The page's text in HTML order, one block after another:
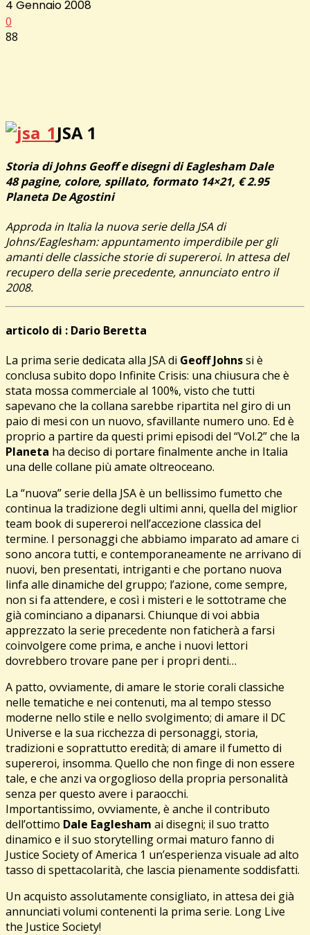
4 Gennaio 2008
0
88
JSA 1
Storia di Johns Geoff e disegni di Eaglesham Dale
48 pagine, colore, spillato, formato 14×21, € 2.95
Planeta De Agostini
Approda in Italia la nuova serie della JSA di
Johns/Eaglesham: appuntamento imperdibile per gli
amanti delle classiche storie di supereroi. In attesa del
recupero della serie precedente, annunciato entro il
2008.
articolo di : Dario Beretta
La prima serie dedicata alla JSA di Geoff Johnssi è
conclusa subito dopo Infinite Crisis: una chiusura che è
stata mossa commerciale al 100%, visto che tutti
sapevano che la collana sarebbe ripartita nel giro di un
paio di mesi con un nuovo, sfavillante numero uno. Ed è
proprio a partire da questi primi episodi del “Vol.2” che la
Planeta ha deciso di portare finalmente anche in Italia
una delle collane più amate oltreoceano.
La “nuova” serie della JSA è un bellissimo fumetto che
continua la tradizione degli ultimi anni, quella del miglior
team book di supereroi nell’accezione classica del
termine. I personaggi che abbiamo imparato ad amare ci
sono ancora tutti, e contemporaneamente ne arrivano di
nuovi, ben presentati, intriganti e che portano nuova
linfa alle dinamiche del gruppo; l’azione, come sempre,
non si fa attendere, e così i misteri e le sottotrame che
già cominciano a dipanarsi. Chiunque di voi abbia
apprezzato la serie precedente non faticherà a farsi
coinvolgere come prima, e anche i nuovi lettori
dovrebbero trovare pane per i propri denti…
A patto, ovviamente, di amare le storie corali classiche
nelle tematiche e nei contenuti, ma al tempo stesso
moderne nello stile e nello svolgimento; di amare il DC
Universe e la sua ricchezza di personaggi, storia,
tradizioni e soprattutto eredità; di amare il fumetto di
supereroi, insomma. Quello che non finge di non essere
tale, e che anzi va orgoglioso della propria personalità
senza per questo avere i paraocchi.
Importantissimo, ovviamente, è anche il contributo
dell’ottimo Dale Eaglesham ai disegni; il suo tratto
dinamico e il suo storytelling ormai maturo fanno di
Justice Society of America 1 un’esperienza visuale ad alto
tasso di spettacolarità, che lascia pienamente soddisfatti.
Un acquisto assolutamente consigliato, in attesa dei già
annunciati volumi contenenti la prima serie. Long Live
the Justice Society!